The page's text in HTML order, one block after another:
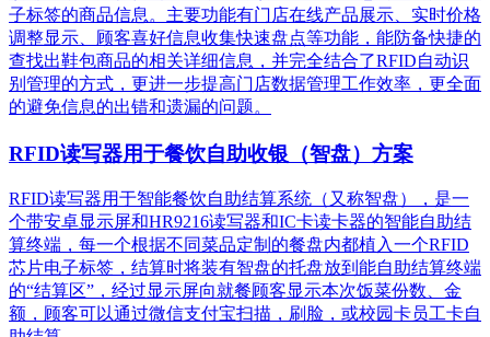
子标签的商品信息。主要功能有门店在线产品展示、实时价格
调整显示、顾客喜好信息收集快速盘点等功能，能防备快捷的
查找出鞋包商品的相关详细信息，并完全结合了RFID自动识
别管理的方式，更进一步提高门店数据管理工作效率，更全面
的避免信息的出错和遗漏的问题。
RFID读写器用于餐饮自助收银（智盘）方案
RFID读写器用于智能餐饮自助结算系统（又称智盘），是一
个带安卓显示屏和HR9216读写器和IC卡读卡器的智能自助结
算终端，每一个根据不同菜品定制的餐盘内都植入一个RFID
芯片电子标签，结算时将装有智盘的托盘放到能自助结算终端
的“结算区”，经过显示屏向就餐顾客显示本次饭菜份数、金
额，顾客可以通过微信支付宝扫描，刷脸，或校园卡员工卡自